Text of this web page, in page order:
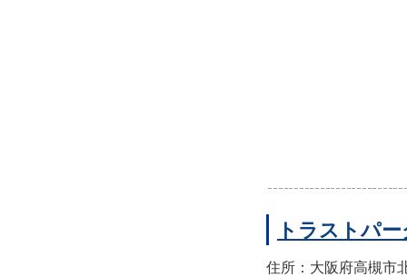
トラストパ
住所：大阪府高槻市